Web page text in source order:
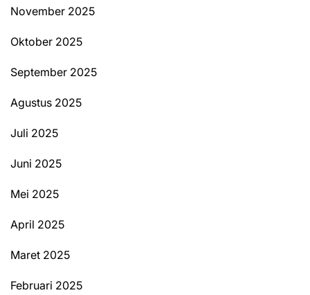
November 2025
Oktober 2025
September 2025
Agustus 2025
Juli 2025
Juni 2025
Mei 2025
April 2025
Maret 2025
Februari 2025